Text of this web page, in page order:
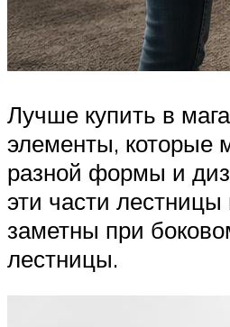
Лучше купить в
элементы, которые
разной формы и
эти части
заметны при
лестницы.